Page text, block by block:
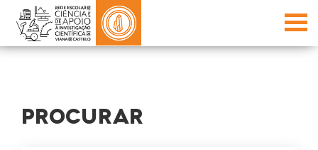
PROCURAR